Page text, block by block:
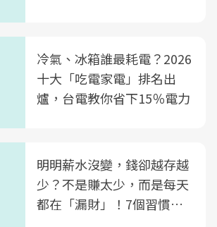
冷氣、冰箱誰最耗電？2026
十大「吃電家電」排名出
爐，台電教你省下15％電力
明明薪水沒變，錢卻越存越
少？不是賺太少，而是每天
都在「漏財」！7個習慣一